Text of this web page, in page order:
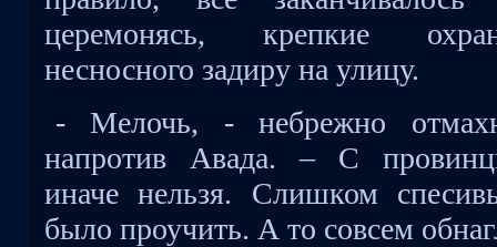
церемонясь, крепкие
несносного задиру на улицу.
- Мелочь, - небрежно
напротив Авада. – С
иначе нельзя. Слишком
было проучить. А то совсем